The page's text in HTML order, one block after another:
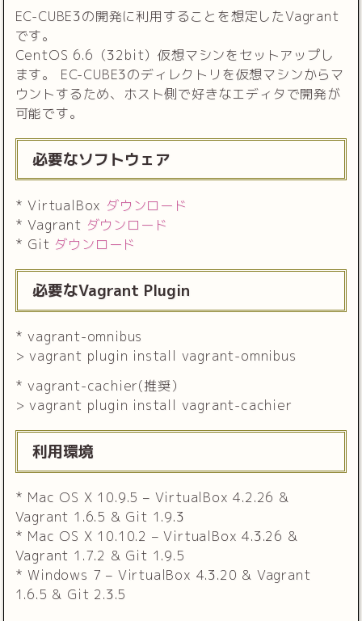
EC-CUBE3の開発に利用することを想定したVagrant
です。
CentOS 6.6（32bit）仮想マシンをセットアップし
ます。 EC-CUBE3のディレクトリを仮想マシンからマ
ウントするため、ホスト側で好きなエディタで開発が
可能です。
必要なソフトウェア
* VirtualBox ダウンロード
* Vagrant ダウンロード
* Git ダウンロード
必要なVagrant Plugin
* vagrant-omnibus
> vagrant plugin install vagrant-omnibus
* vagrant-cachier(推奨）
> vagrant plugin install vagrant-cachier
利用環境
* Mac OS X 10.9.5 – VirtualBox 4.2.26 &
Vagrant 1.6.5 & Git 1.9.3
* Mac OS X 10.10.2 – VirtualBox 4.3.26 &
Vagrant 1.7.2 & Git 1.9.5
* Windows 7 – VirtualBox 4.3.20 & Vagrant
1.6.5 & Git 2.3.5